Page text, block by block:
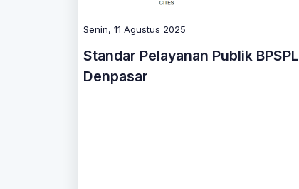
Senin, 11 Agustus 2025
Standar Pelayanan Publik BPSPL
Denpasar